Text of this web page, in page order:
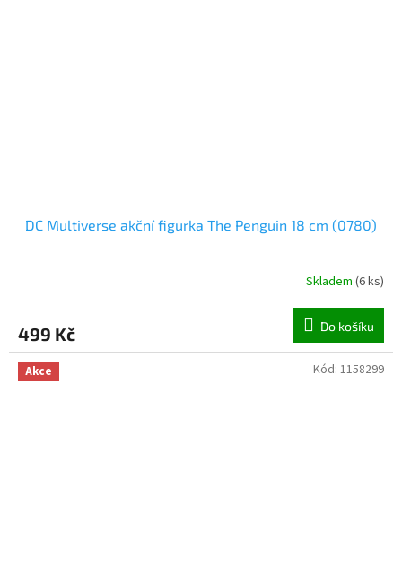
DC Multiverse akční figurka The Penguin 18 cm (0780)
Skladem (6 ks)
499 Kč Do košíku
Akce Kód: 1158299